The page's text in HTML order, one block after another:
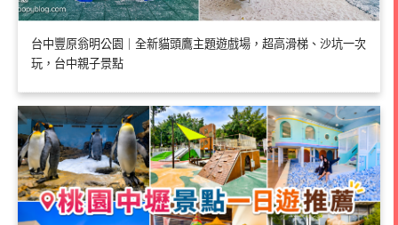
台中豐原翁明公園｜全新貓頭鷹主題遊戲場，超高滑梯、沙坑一次
玩，台中親子景點